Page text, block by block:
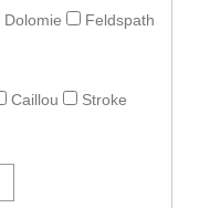
Dolomie Feldspath
Caillou Stroke